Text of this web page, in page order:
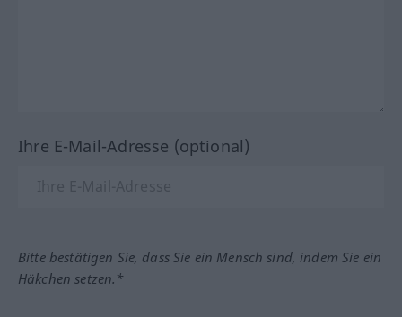
Ihre E-Mail-Adresse (optional)
Bitte bestätigen Sie, dass Sie ein Mensch sind, indem Sie ein
Häkchen setzen.*